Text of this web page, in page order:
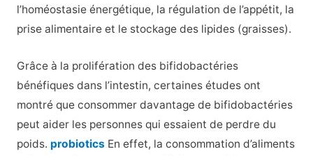
l’homéostasie énergétique, la régulation de l’appétit, la
prise alimentaire et le stockage des lipides (graisses).
Grâce à la prolifération des bifidobactéries
bénéfiques dans l’intestin, certaines études ont
montré que consommer davantage de bifidobactéries
peut aider les personnes qui essaient de perdre du
poids. probioticsEn effet, la consommation d’aliments